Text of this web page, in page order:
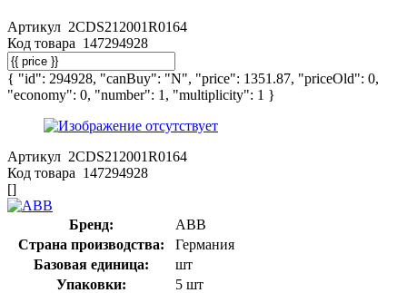
Артикул 2CDS212001R0164
Код товара 147294928
{ "id": 294928, "canBuy": "N", "price": 1351.87, "priceOld": 0,
"economy": 0, "number": 1, "multiplicity": 1 }
Артикул 2CDS212001R0164
Код товара 147294928
[]
Бренд:
ABB
Страна производства:
Германия
Базовая единица:
шт
Упаковки:
5 шт